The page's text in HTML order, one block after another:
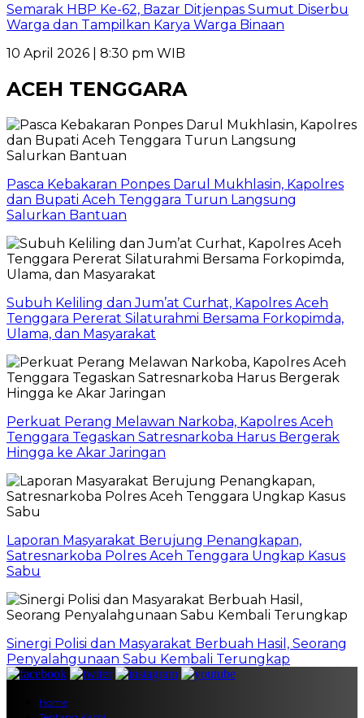
Semarak HBP Ke-62, Bazar Ditjenpas Sumut Diserbu
Warga dan Tampilkan Karya Warga Binaan
10 April 2026 | 8:30 pm WIB
ACEH TENGGARA
Pasca Kebakaran Ponpes Darul Mukhlasin, Kapolres
dan Bupati Aceh Tenggara Turun Langsung
Salurkan Bantuan
Subuh Keliling dan Jum’at Curhat, Kapolres Aceh
Tenggara Pererat Silaturahmi Bersama Forkopimda,
Ulama, dan Masyarakat
Perkuat Perang Melawan Narkoba, Kapolres Aceh
Tenggara Tegaskan Satresnarkoba Harus Bergerak
Hingga ke Akar Jaringan
Laporan Masyarakat Berujung Penangkapan,
Satresnarkoba Polres Aceh Tenggara Ungkap Kasus
Sabu
Sinergi Polisi dan Masyarakat Berbuah Hasil, Seorang
Penyalahgunaan Sabu Kembali Terungkap
Home